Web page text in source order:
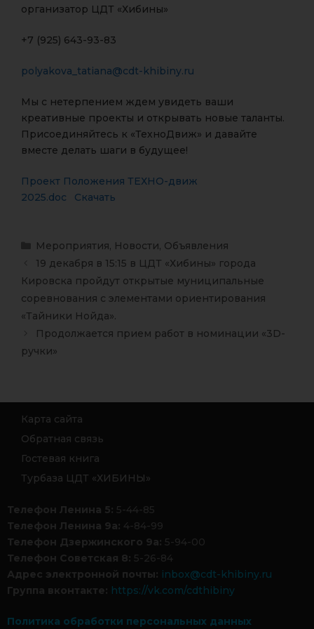
организатор ЦДТ «Хибины»
+7 (925) 643-93-83
polyakova_tatiana@cdt-khibiny.ru
Мы с нетерпением ждем увидеть ваши
креативные проекты и открывать новые таланты.
Присоединяйтесь к «ТехноДвиж» и давайте
вместе делать шаги в будущее!
Проект Положения ТЕХНО-движ
2025.doc
Скачать
Мероприятия, Новости, Объявления
19 декабря в 15:15 в ЦДТ «Хибины» города
Кировска пройдут открытые муниципальные
соревнования с элементами ориентирования
«Тайники Нойда».
Продолжается прием работ в номинации «3D-
ручки»
Карта сайта
Обратная связь
Гостевая книга
Турбаза ЦДТ «ХИБИНЫ»
Телефон Ленина 5: 5-44-85
Телефон Ленина 9а: 4-84-99
Телефон Дзержинского 9а: 5-94-00
Телефон Советская 8: 5-26-84
Адрес электронной почты: inbox@cdt-khibiny.ru
Группа вконтакте: https://vk.com/cdthibiny
Политика обработки персональных данных